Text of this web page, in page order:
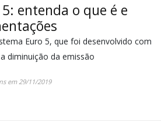
entenda o que é e
Euro 5, que foi desenvolvido com
diminuição da emissão
em29/11/2019